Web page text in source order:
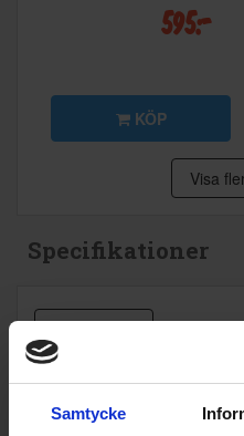
Samtycke
595:-
KÖP
Visa
Specifikationer
Datablad
Produktblad:
Varumärke: